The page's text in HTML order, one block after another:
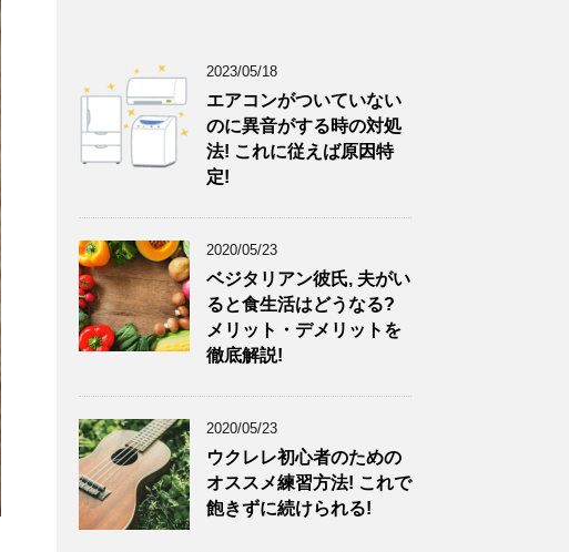
2023/05/18
エアコンがついていない
のに異音がする時の対処
法! これに従えば原因特
定!
2020/05/23
ベジタリアン彼氏, 夫がい
ると食生活はどうなる?
メリット・デメリットを
徹底解説!
2020/05/23
ウクレレ初心者のための
オススメ練習方法! これで
飽きずに続けられる!